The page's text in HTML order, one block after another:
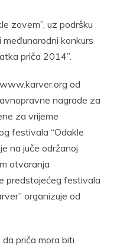
zovem”, uz podršku
međunarodni konkurs
priča 2014”.
od
nagrade za
za vrijeme
festivala “Odakle
na juče održanoj
otvaranja
predstojećeg festivala
organizuje od
priča mora biti